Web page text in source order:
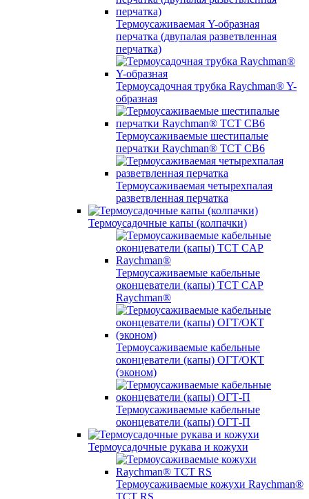
Термоусаживаемая Y-образная
перчатка (двупалая разветвленная
перчатка)
Термоусадочная трубка Raychman® Y-
образная
Термоусаживаемые шестипалые
перчатки Raychman® ТСТ СВ6
Термоусаживаемая четырехпалая
разветвленная перчатка
Термоусадочные капы (колпачки)
Термоусаживаемые кабельные
оконцеватели (капы) ТCT CAP
Raychman®
Термоусаживаемые кабельные
оконцеватели (капы) ОГТ/ОКТ
(эконом)
Термоусаживаемые кабельные
оконцеватели (капы) ОГТ-П
Термоусадочные рукава и кожухи
Термоусаживаемые кожухи Raychman®
TCT RS